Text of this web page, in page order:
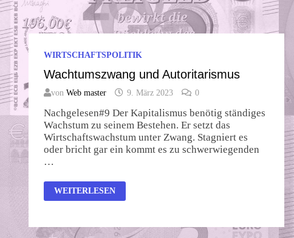
WIRTSCHAFTSPOLITIK
Wachtumszwang und Autoritarismus
von Web master 9. März 2023 0
Nachgelesen#9 Der Kapitalismus benötig ständiges
Wachstum zu seinem Bestehen. Er setzt das
Wirtschaftswachstum unter Zwang. Stagniert es
oder bricht gar ein kommt es zu schwerwiegenden
…
WACHTUMSZWANG
UND
WEITERLESEN